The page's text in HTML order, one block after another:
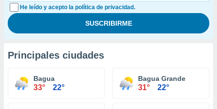
He leído y acepto la política de privacidad.
Principales ciudades
Bagua
33° 22°
Bagua Grande
31° 22°